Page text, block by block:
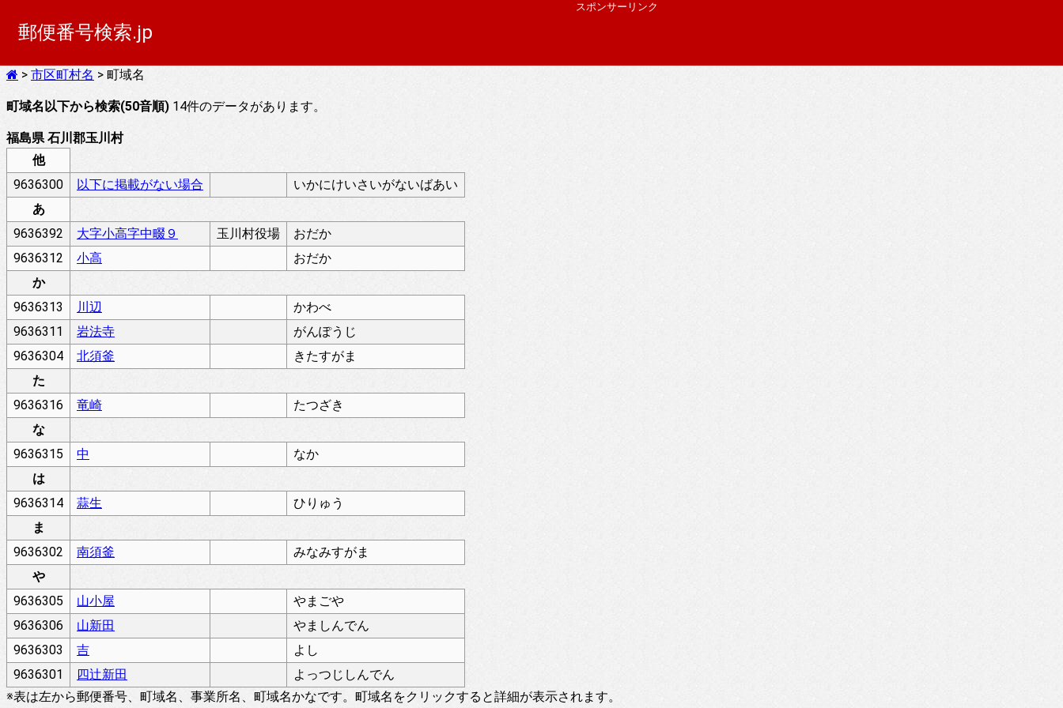
郵便番号検索.jp
スポンサーリンク
> 市区町村名 > 町域名
町域名以下から検索(50音順) 14件のデータがあります。
福島県 石川郡玉川村
他
9636300
以下に掲載がない場合
いかにけいさいがないばあい
あ
9636392
大字小高字中畷９ 玉川村役場
おだか
9636312
小高
おだか
か
9636313
川辺
かわべ
9636311
岩法寺
がんぽうじ
9636304
北須釜
きたすがま
た
9636316
竜崎
たつざき
な
9636315
中
なか
は
9636314
蒜生
ひりゅう
ま
9636302
南須釜
みなみすがま
や
9636305
山小屋
やまごや
9636306
山新田
やましんでん
9636303
吉
よし
9636301
四辻新田
よっつじしんでん
※表は左から郵便番号、町域名、事業所名、町域名かなです。町域名をクリックすると詳細が表示されます。